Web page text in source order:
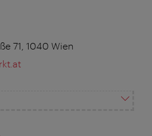
71, 1040 Wien